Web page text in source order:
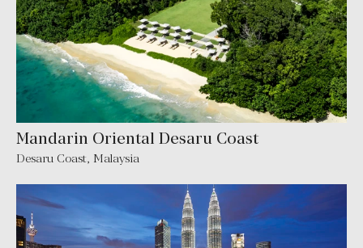
Mandarin Oriental Desaru Coast
Desaru Coast, Malaysia